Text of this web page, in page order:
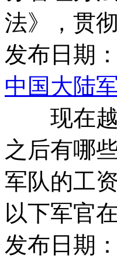
法》，贯
发布日期
中国大陆
现在越
之后有哪
军队的工
以下军官
发布日期